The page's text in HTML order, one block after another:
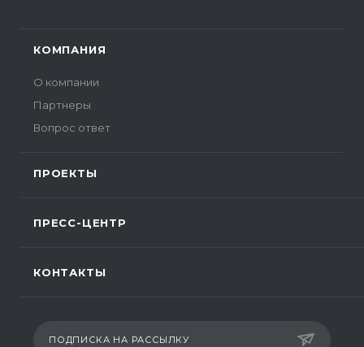
КОМПАНИЯ
О компании
Партнеры
Вопрос ответ
ПРОЕКТЫ
ПРЕСС-ЦЕНТР
КОНТАКТЫ
ПОДПИСКА НА РАССЫЛКУ